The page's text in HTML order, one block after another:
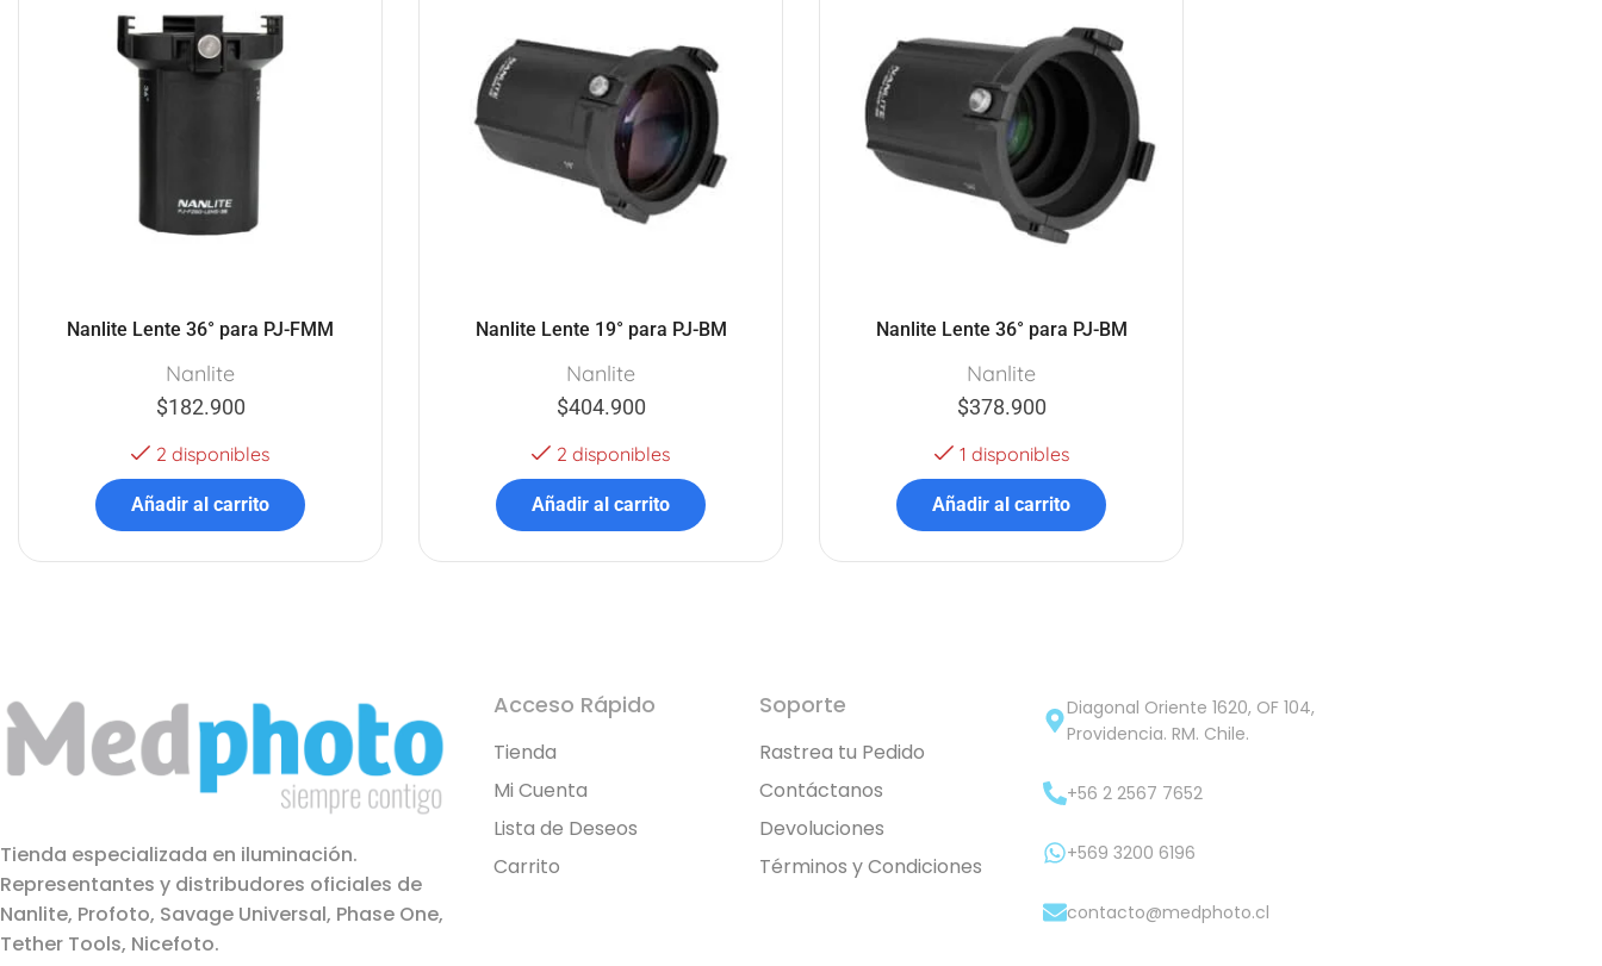
Nanlite Lente 36° para PJ-FMM
Nanlite
$182.900
2 disponibles
Añadir al carrito
Nanlite Lente 19° para PJ-BM
Nanlite
$404.900
2 disponibles
Añadir al carrito
Nanlite Lente 36° para PJ-BM
Nanlite
$378.900
1 disponibles
Añadir al carrito
Tienda especializada en iluminación.
Representantes y distribudores oficiales de
Nanlite, Profoto, Savage Universal, Phase One,
Tether Tools, Nicefoto.
Acceso Rápido
Tienda
Mi Cuenta
Lista de Deseos
Carrito
Soporte
Rastrea tu Pedido
Contáctanos
Devoluciones
Términos y Condiciones
Diagonal Oriente 1620, OF 104,
Providencia. RM. Chile.
+56 2 2567 7652
+569 3200 6196
contacto@medphoto.cl